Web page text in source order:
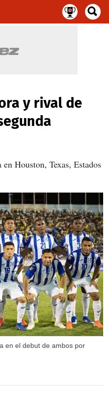
y rival de
Houston, Texas, Estados
en el debut de ambos por
X